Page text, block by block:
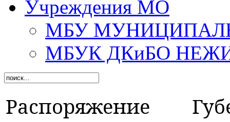
Учреждения МО
МБУ
МБУК ДКиБО
Распоряжение